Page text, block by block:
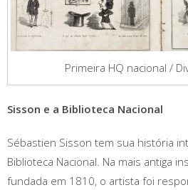
Primeira HQ nacional /
Sisson e a Biblioteca Nacional
Sébastien Sisson tem sua história
Biblioteca Nacional. Na mais antiga
fundada em 1810, o artista foi